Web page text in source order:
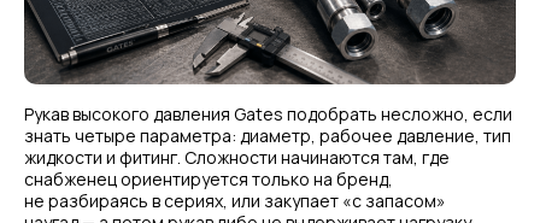
Рукав высокого давления Gates подобрать несложно, если
знать четыре параметра: диаметр, рабочее давление, тип
жидкости и фитинг. Сложности начинаются там, где
снабженец ориентируется только на бренд,
не разбираясь в сериях, или закупает «с запасом»